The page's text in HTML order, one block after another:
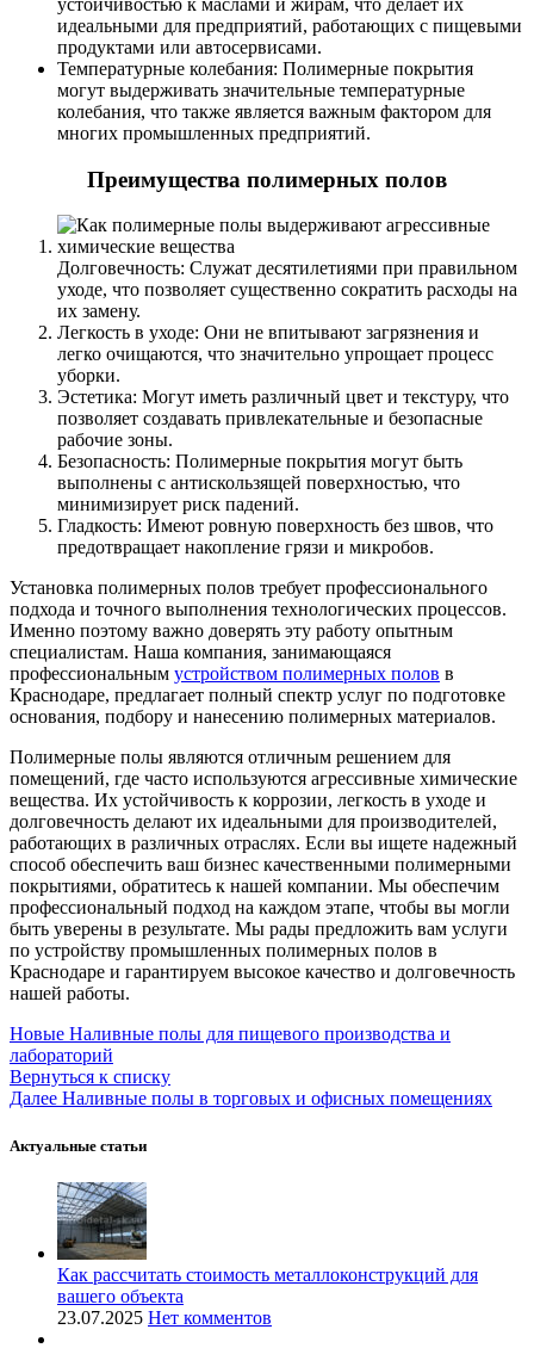
устойчивостью к маслами и жирам, что делает их
идеальными для предприятий, работающих с пищевыми
продуктами или автосервисами.
Температурные колебания: Полимерные покрытия
могут выдерживать значительные температурные
колебания, что также является важным фактором для
многих промышленных предприятий.
Преимущества полимерных полов
Долговечность: Служат десятилетиями при правильном
уходе, что позволяет существенно сократить расходы на
их замену.
Легкость в уходе: Они не впитывают загрязнения и
легко очищаются, что значительно упрощает процесс
уборки.
Эстетика: Могут иметь различный цвет и текстуру, что
позволяет создавать привлекательные и безопасные
рабочие зоны.
Безопасность: Полимерные покрытия могут быть
выполнены с антискользящей поверхностью, что
минимизирует риск падений.
Гладкость: Имеют ровную поверхность без швов, что
предотвращает накопление грязи и микробов.
Установка полимерных полов требует профессионального
подхода и точного выполнения технологических процессов.
Именно поэтому важно доверять эту работу опытным
специалистам. Наша компания, занимающаяся
профессиональным устройством полимерных полов в
Краснодаре, предлагает полный спектр услуг по подготовке
основания, подбору и нанесению полимерных материалов.
Полимерные полы являются отличным решением для
помещений, где часто используются агрессивные химические
вещества. Их устойчивость к коррозии, легкость в уходе и
долговечность делают их идеальными для производителей,
работающих в различных отраслях. Если вы ищете надежный
способ обеспечить ваш бизнес качественными полимерными
покрытиями, обратитесь к нашей компании. Мы обеспечим
профессиональный подход на каждом этапе, чтобы вы могли
быть уверены в результате. Мы рады предложить вам услуги
по устройству промышленных полимерных полов в
Краснодаре и гарантируем высокое качество и долговечность
нашей работы.
Новые Наливные полы для пищевого производства и
лабораторий
Вернуться к списку
Далее Наливные полы в торговых и офисных помещениях
Актуальные статьи
Как рассчитать стоимость металлоконструкций для
вашего объекта
23.07.2025 Нет комментов